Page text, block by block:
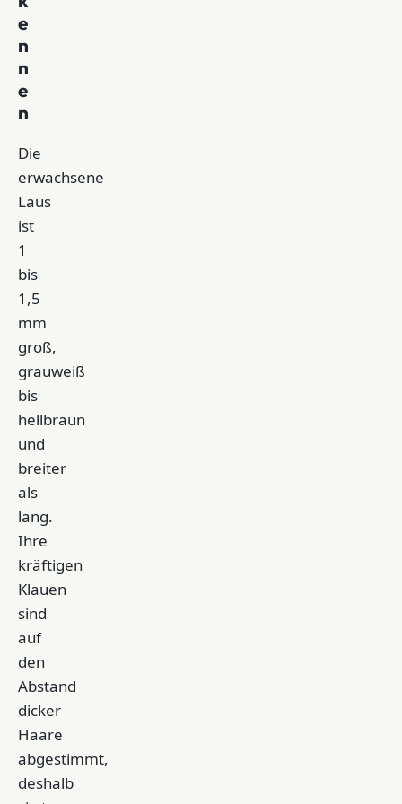
e
n
n
e
n
Die
erwachsene
Laus
ist
1
bis
1,5
mm
groß,
grauweiß
bis
hellbraun
und
breiter
als
lang.
Ihre
kräftigen
Klauen
sind
auf
den
Abstand
dicker
Haare
abgestimmt,
deshalb